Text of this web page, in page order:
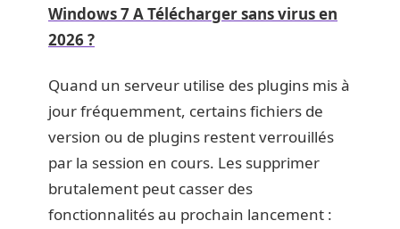
Windows 7 A Télécharger sans virus en
2026 ?
Quand un serveur utilise des plugins mis à
jour fréquemment, certains fichiers de
version ou de plugins restent verrouillés
par la session en cours. Les supprimer
brutalement peut casser des
fonctionnalités au prochain lancement :